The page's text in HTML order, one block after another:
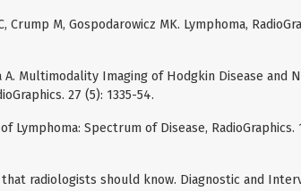
Crump M, Gospodarowicz MK. Lymphoma,
A. Multimodality Imaging of Hodgkin Disease and
27 (5): 1335-54.
of Lymphoma: Spectrum of Disease, RadioGraphics.
that radiologists should know. Diagnostic and